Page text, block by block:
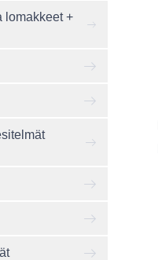
lomakkeet +